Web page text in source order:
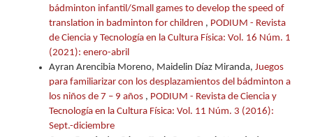
bádminton infantil/Small games to develop the speed of
translation in badminton for children , PODIUM - Revista
de Ciencia y Tecnología en la Cultura Física: Vol. 16 Núm. 1
(2021): enero-abril
Ayran Arencibia Moreno, Maidelin Díaz Miranda, Juegos
para familiarizar con los desplazamientos del bádminton a
los niños de 7 – 9 años , PODIUM - Revista de Ciencia y
Tecnología en la Cultura Física: Vol. 11 Núm. 3 (2016):
Sept.-diciembre